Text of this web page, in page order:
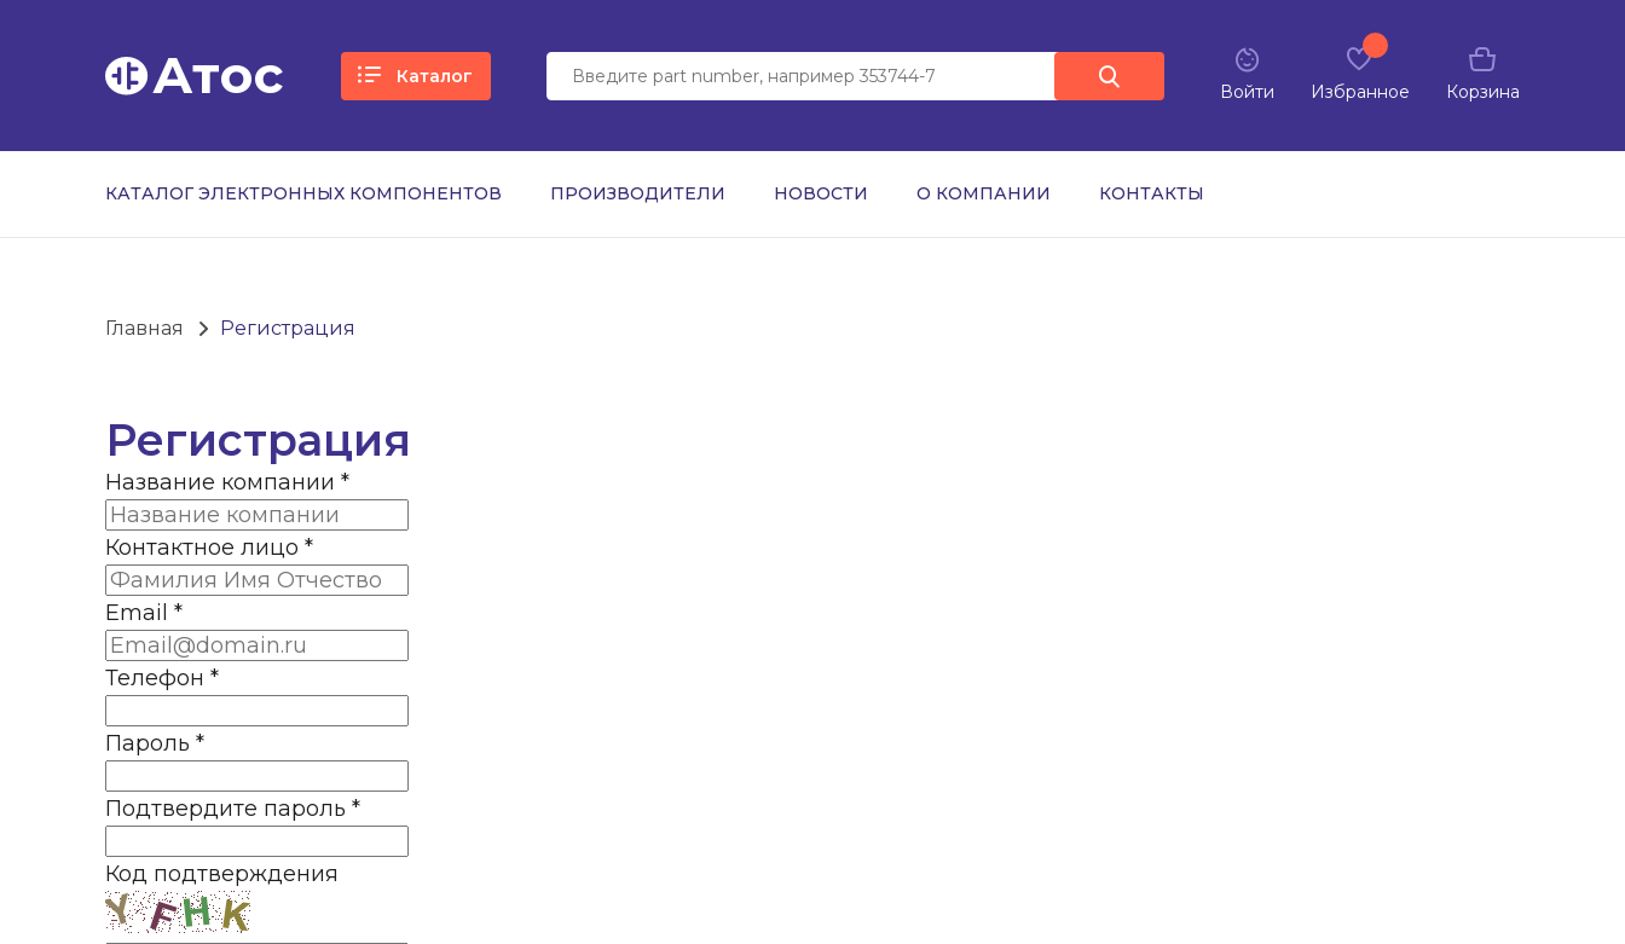
Атос Каталог
Войти Избранное Корзина
КАТАЛОГ ЭЛЕКТРОННЫХ КОМПОНЕНТОВ ПРОИЗВОДИТЕЛИ НОВОСТИ О КОМПАНИИ КОНТАКТЫ
Главная Регистрация
Регистрация
Название компании *
Контактное лицо *
Email *
Телефон *
Пароль *
Подтвердите пароль *
Код подтверждения